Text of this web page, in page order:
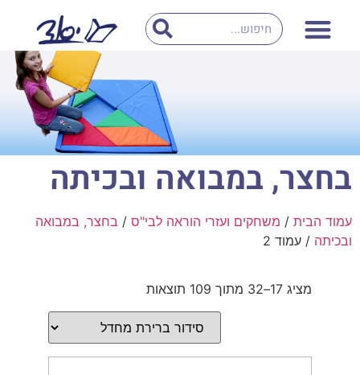
בחצר, במבואה ובכיתה
עמוד הבית / משחקים ועזרי הוראה לבי"ס / בחצר, במבואה
ובכיתה / עמוד 2
מציג 17–32 מתוך 109 תוצאות